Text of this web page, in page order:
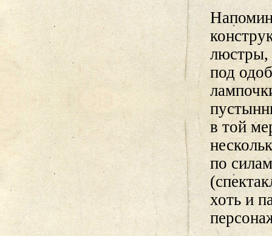
люстры,
под
в той
по
хоть и